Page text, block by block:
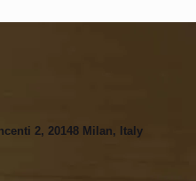
2, 20148 Milan, Italy